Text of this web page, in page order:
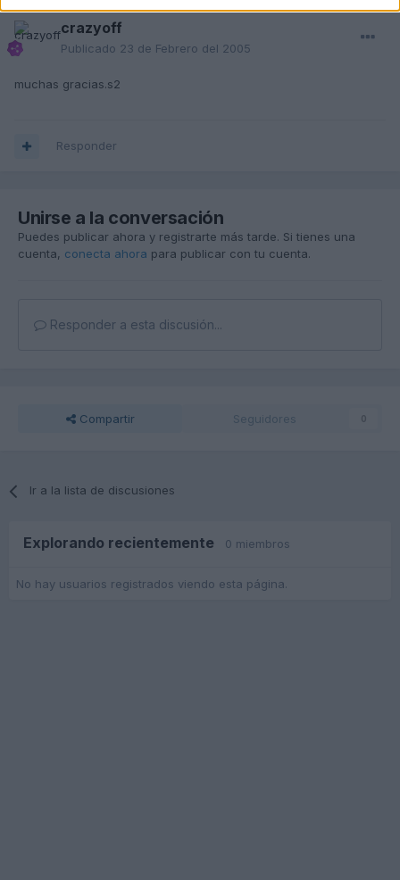
crazyoff
Publicado 23 de Febrero del 2005
muchas gracias.s2
Responder
Unirse a la conversación
Puedes publicar ahora y registrarte más tarde. Si tienes una
cuenta, conecta ahora para publicar con tu cuenta.
Responder a esta discusión...
Compartir Seguidores 0
Ir a la lista de discusiones
Explorando recientemente 0 miembros
No hay usuarios registrados viendo esta página.